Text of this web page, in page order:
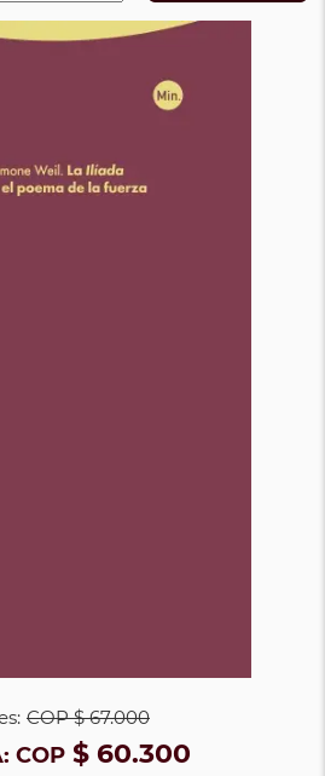
COP$ 67.000
COP $ 60.300